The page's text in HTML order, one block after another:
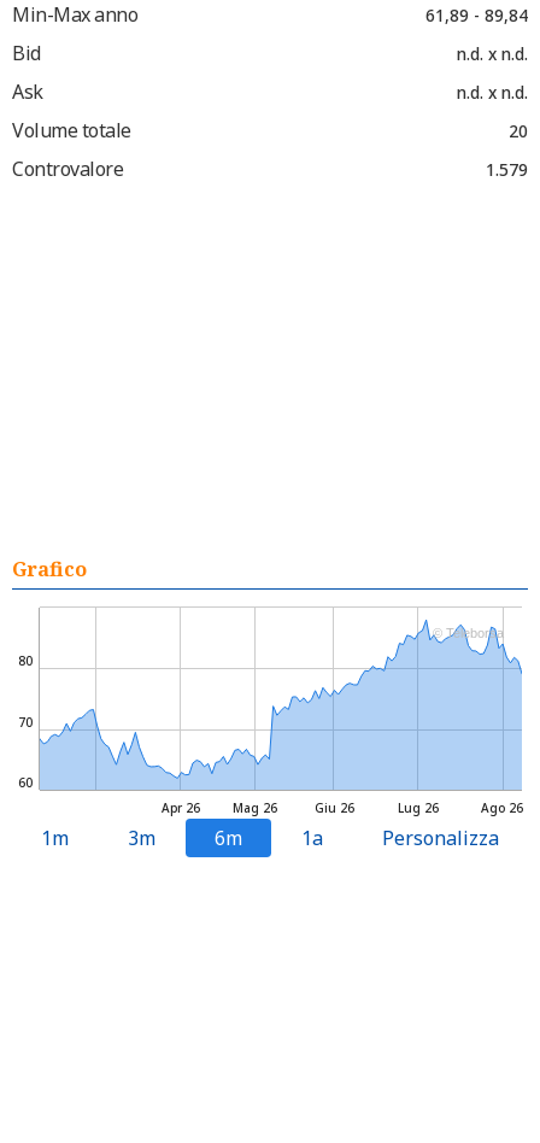
Min-Max anno 61,89 - 89,84
Bid n.d. x n.d.
Ask n.d. x n.d.
Volume totale 20
Controvalore 1.579
Grafico
Mag 26 Lug 26
Apr 26 Giu 26 Ago 26
60
70
80
© Teleborsa
1m 3m 6m 1a Personalizza